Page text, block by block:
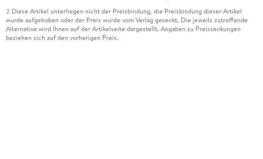
2 Diese Artikel unterliegen nicht der Preisbindung, die Preisbindung dieser Artikel
wurde aufgehoben oder der Preis wurde vom Verlag gesenkt. Die jeweils zutreffende
Alternative wird Ihnen auf der Artikelseite dargestellt. Angaben zu Preissenkungen
beziehen sich auf den vorherigen Preis.